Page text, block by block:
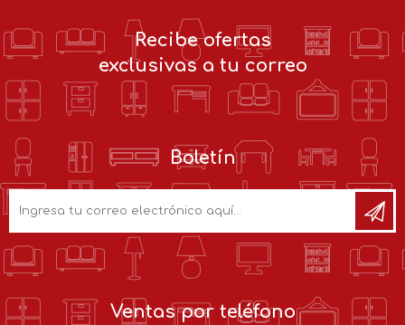
Recibe ofertas
exclusivas a tu correo
Boletín
Ventas por teléfono